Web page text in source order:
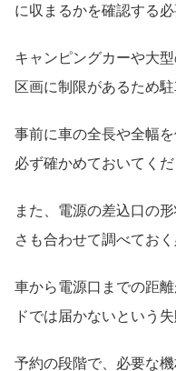
に収まるかを確認する必
キャンピングカーや大
区画に制限があるため
事前に車の全長や全幅
必ず確かめておいてくだ
また、電源の差込口の
さも合わせて調べておく
車から電源口までの距
ドでは届かないという
予約の段階で、必要な